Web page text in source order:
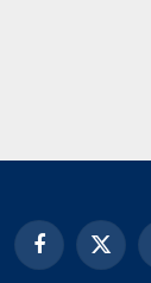
Facebook
X